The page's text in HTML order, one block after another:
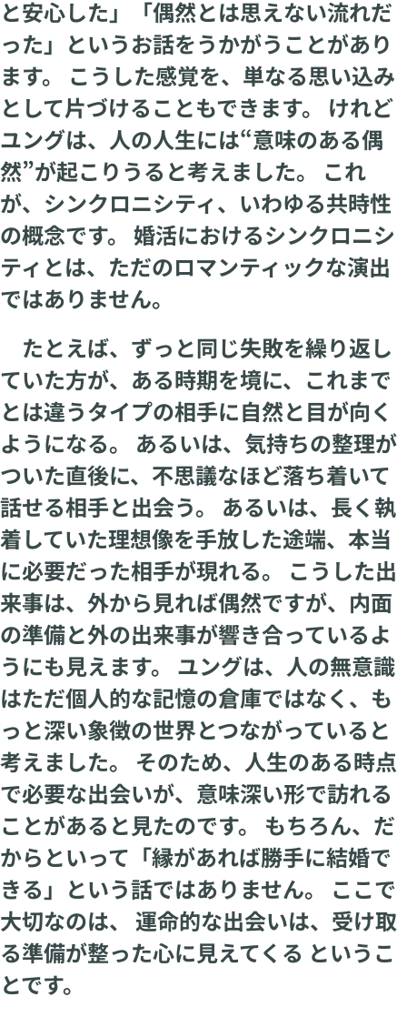
と安心した」「偶然とは思えない流れだ
った」というお話をうかがうことがあり
ます。 こうした感覚を、単なる思い込み
として片づけることもできます。 けれど
ユングは、人の人生には“意味のある偶
然”が起こりうると考えました。 これ
が、シンクロニシティ、いわゆる共時性
の概念です。 婚活におけるシンクロニシ
ティとは、ただのロマンティックな演出
ではありません。
たとえば、ずっと同じ失敗を繰り返し
ていた方が、ある時期を境に、これまで
とは違うタイプの相手に自然と目が向く
ようになる。 あるいは、気持ちの整理が
ついた直後に、不思議なほど落ち着いて
話せる相手と出会う。 あるいは、長く執
着していた理想像を手放した途端、本当
に必要だった相手が現れる。 こうした出
来事は、外から見れば偶然ですが、内面
の準備と外の出来事が響き合っているよ
うにも見えます。 ユングは、人の無意識
はただ個人的な記憶の倉庫ではなく、も
っと深い象徴の世界とつながっていると
考えました。 そのため、人生のある時点
で必要な出会いが、意味深い形で訪れる
ことがあると見たのです。 もちろん、だ
からといって「縁があれば勝手に結婚で
きる」という話ではありません。 ここで
大切なのは、 運命的な出会いは、受け取
る準備が整った心に見えてくる というこ
とです。